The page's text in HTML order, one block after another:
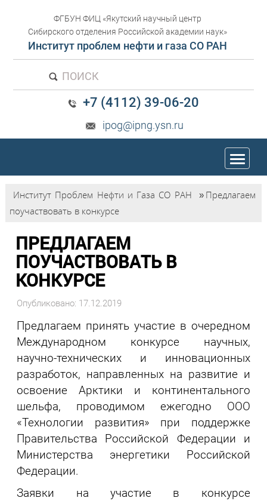
ФГБУН ФИЦ «Якутский научный центр
Сибирского отделения Российской академии наук»
Институт проблем нефти и газа СО РАН
ПОИСК
+7 (4112) 39-06-20
ipog@ipng.ysn.ru
trk
Институт Проблем Нефти и Газа СО РАН »Предлагаем
поучаствовать в конкурсе
ПРЕДЛАГАЕМ
ПОУЧАСТВОВАТЬ В
КОНКУРСЕ
Опубликовано: 17.12.2019
Предлагаем принять участие в очередном
Международном конкурсе научных,
научно-технических и инновационных
разработок, направленных на развитие и
освоение Арктики и континентального
шельфа, проводимом ежегодно ООО
«Технологии развития» при поддержке
Правительства Российской Федерации и
Министерства энергетики Российской
Федерации.
Заявки на участие в конкурсе